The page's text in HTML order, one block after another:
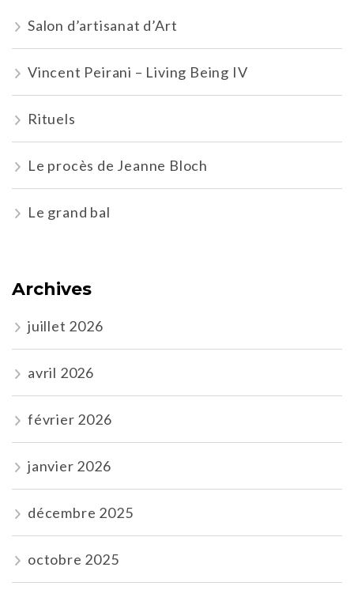
Salon d’artisanat d’Art
Vincent Peirani – Living Being IV
Rituels
Le procès de Jeanne Bloch
Le grand bal
Archives
juillet 2026
avril 2026
février 2026
janvier 2026
décembre 2025
octobre 2025